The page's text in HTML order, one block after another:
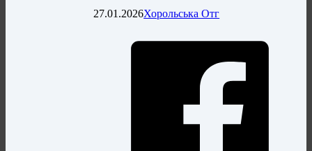
27.01.2026Хорольська Отг